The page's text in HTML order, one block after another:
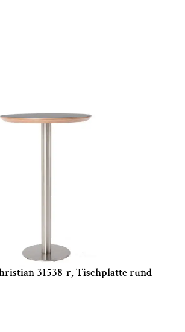
31538-r, Tischplatte rund